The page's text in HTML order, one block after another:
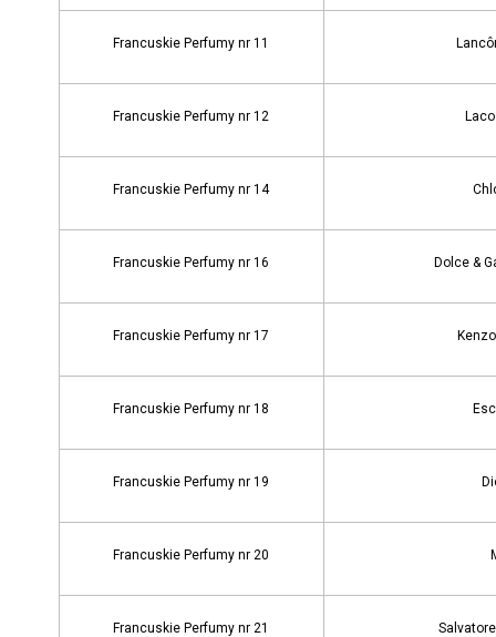
Francuskie Perfumy nr 11
Francuskie Perfumy nr 12
Francuskie Perfumy nr 14
Francuskie Perfumy nr 16 Dolce &
Francuskie Perfumy nr 17
Francuskie Perfumy nr 18
Francuskie Perfumy nr 19
Francuskie Perfumy nr 20
Francuskie Perfumy nr 21